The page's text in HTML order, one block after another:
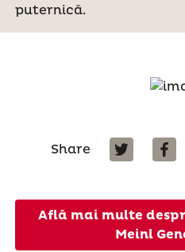
puternică.
Share
Află mai multe
Meinl